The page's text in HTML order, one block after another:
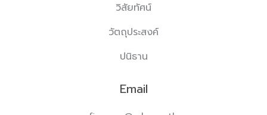
วิสัยทัศน์
วัตถุประสงค์
ปนิธาน
Email